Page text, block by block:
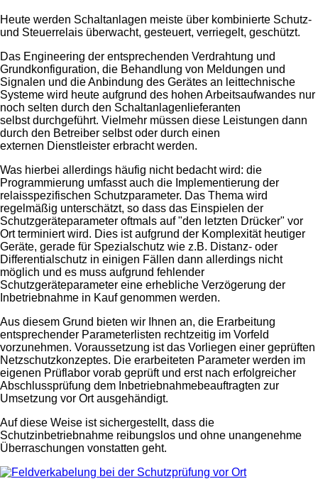
Heute werden Schaltanlagen meiste über kombinierte Schutz-
und Steuerrelais überwacht, gesteuert, verriegelt, geschützt.
Das Engineering der entsprechenden Verdrahtung und
Grundkonfiguration, die Behandlung von Meldungen und
Signalen und die Anbindung des Gerätes an leittechnische
Systeme wird heute aufgrund des hohen Arbeitsaufwandes nur
noch selten durch den Schaltanlagenlieferanten
selbst durchgeführt. Vielmehr müssen diese Leistungen dann
durch den Betreiber selbst oder durch einen
externen Dienstleister erbracht werden.
Was hierbei allerdings häufig nicht bedacht wird: die
Programmierung umfasst auch die Implementierung der
relaisspezifischen Schutzparameter. Das Thema wird
regelmäßig unterschätzt, so dass das Einspielen der
Schutzgeräteparameter oftmals auf "den letzten Drücker" vor
Ort terminiert wird. Dies ist aufgrund der Komplexität heutiger
Geräte, gerade für Spezialschutz wie z.B. Distanz- oder
Differentialschutz in einigen Fällen dann allerdings nicht
möglich und es muss aufgrund fehlender
Schutzgeräteparameter eine erhebliche Verzögerung der
Inbetriebnahme in Kauf genommen werden.
Aus diesem Grund bieten wir Ihnen an, die Erarbeitung
entsprechender Parameterlisten rechtzeitig im Vorfeld
vorzunehmen. Voraussetzung ist das Vorliegen einer geprüften
Netzschutzkonzeptes. Die erarbeiteten Parameter werden im
eigenen Prüflabor vorab geprüft und erst nach erfolgreicher
Abschlussprüfung dem Inbetriebnahmebeauftragten zur
Umsetzung vor Ort ausgehändigt.
Auf diese Weise ist sichergestellt, dass die
Schutzinbetriebnahme reibungslos und ohne unangenehme
Überraschungen vonstatten geht.